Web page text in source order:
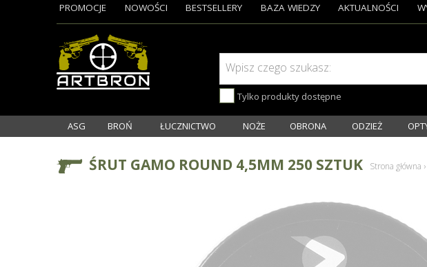
Wpisz czego szukasz:
Tylko produkty dostępne
PROMOCJE NOWOŚCI BESTSELLERY BAZA WIEDZY AKTUALNOŚCI
ASG BROŃ ŁUCZNICTWO NOŻE OBRONA ODZIEŻ
ŚRUT GAMO ROUND 4,5MM 250 SZTUK Strona główna ›